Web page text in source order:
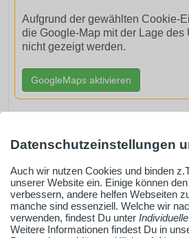
Aufgrund der gewählten Cookie-
die Google-Map mit der Lage des
nicht gezeigt werden.
GoogleMaps aktivieren
AdSense smARTe inArticle-Anzeige aktivieren
Ob Solo-Selbsständiger,
Industrieunternehmen
Datenschutzeinstellungen
Auch wir nutzen Cookies und binden
unserer Website ein. Einige können
verbessern, andere helfen Webseiten
manche sind essenziell. Welche wir
verwenden, findest Du unter
Weitere Informationen findest Du in